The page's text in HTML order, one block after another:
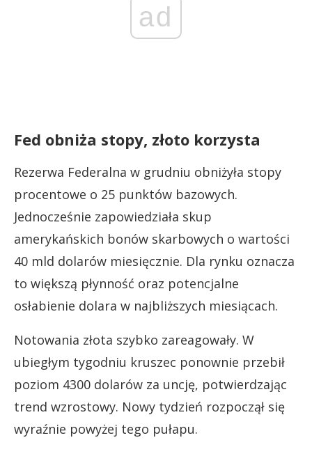
ad
Fed obniża stopy, złoto korzysta
Rezerwa Federalna w grudniu obniżyła stopy
procentowe o 25 punktów bazowych.
Jednocześnie zapowiedziała skup
amerykańskich bonów skarbowych o wartości
40 mld dolarów miesięcznie. Dla rynku oznacza
to większą płynność oraz potencjalne
osłabienie dolara w najbliższych miesiącach.
Notowania złota szybko zareagowały. W
ubiegłym tygodniu kruszec ponownie przebił
poziom 4300 dolarów za uncję, potwierdzając
trend wzrostowy. Nowy tydzień rozpoczął się
wyraźnie powyżej tego pułapu.